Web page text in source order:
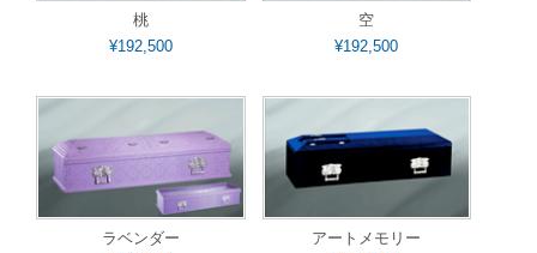
桃
¥192,500
空
¥192,500
ラベンダー
アートメモリー